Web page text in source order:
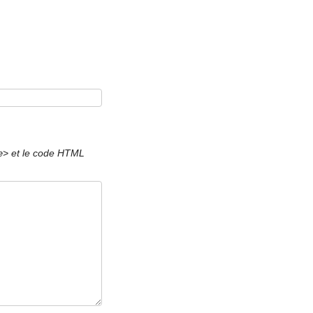
et le code HTML